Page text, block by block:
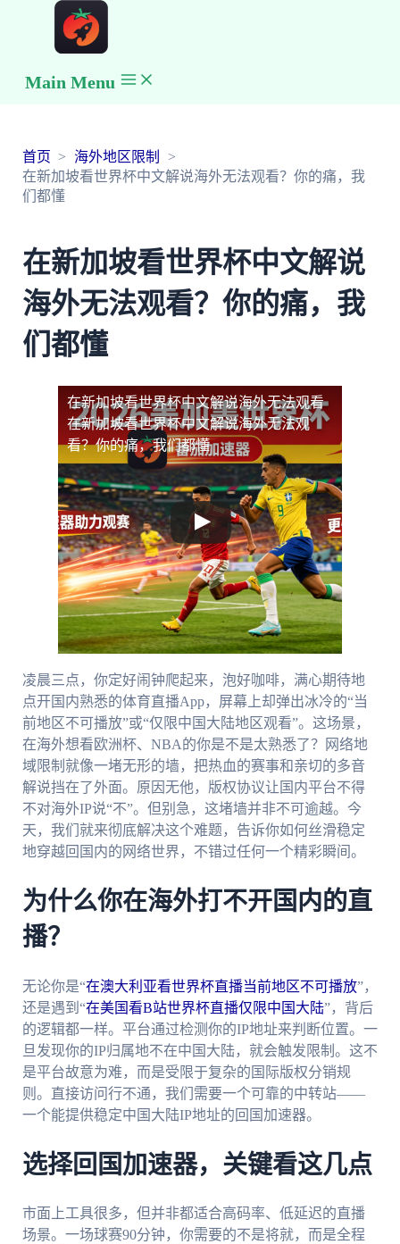
Main Menu
首页
海外地区限制
在新加坡看世界杯中文解说海外无法观看？你的痛，我
们都懂
在新加坡看世界杯中文解说
海外无法观看？你的痛，我
们都懂
在新加坡看世界杯中文解说海外无法观看
在新加坡看世界杯中文解说海外无法观
看？你的痛，我们都懂
凌晨三点，你定好闹钟爬起来，泡好咖啡，满心期待地
点开国内熟悉的体育直播App，屏幕上却弹出冰冷的“当
前地区不可播放”或“仅限中国大陆地区观看”。这场景，
在海外想看欧洲杯、NBA的你是不是太熟悉了？网络地
域限制就像一堵无形的墙，把热血的赛事和亲切的多音
解说挡在了外面。原因无他，版权协议让国内平台不得
不对海外IP说“不”。但别急，这堵墙并非不可逾越。今
天，我们就来彻底解决这个难题，告诉你如何丝滑稳定
地穿越回国内的网络世界，不错过任何一个精彩瞬间。
为什么你在海外打不开国内的直
播？
无论你是“在澳大利亚看世界杯直播当前地区不可播放”，
还是遇到“在美国看B站世界杯直播仅限中国大陆”，背后
的逻辑都一样。平台通过检测你的IP地址来判断位置。一
旦发现你的IP归属地不在中国大陆，就会触发限制。这不
是平台故意为难，而是受限于复杂的国际版权分销规
则。直接访问行不通，我们需要一个可靠的中转站——
一个能提供稳定中国大陆IP地址的回国加速器。
选择回国加速器，关键看这几点
市面上工具很多，但并非都适合高码率、低延迟的直播
场景。一场球赛90分钟，你需要的不是将就，而是全程